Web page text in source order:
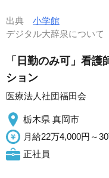
出典 小学館
デジタル大辞泉につい
「日勤のみ可」看
ション
医療法人社団福田会
栃木県 真岡市
月給22万4,000円～
正社員